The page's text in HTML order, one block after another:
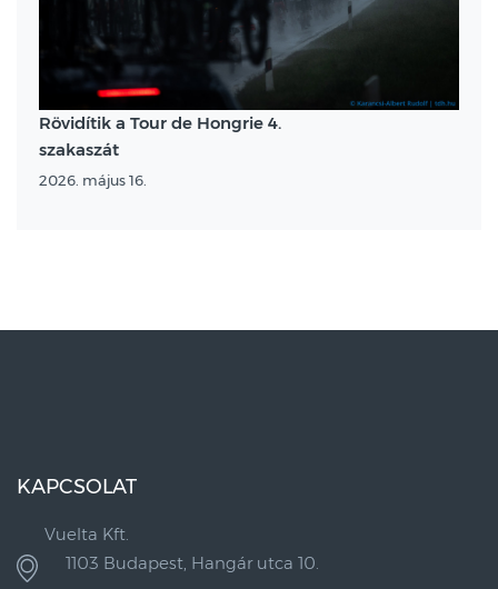
Rövidítik a Tour de Hongrie 4.
szakaszát
2026. május 16.
KAPCSOLAT
Vuelta Kft.
1103 Budapest, Hangár utca 10.